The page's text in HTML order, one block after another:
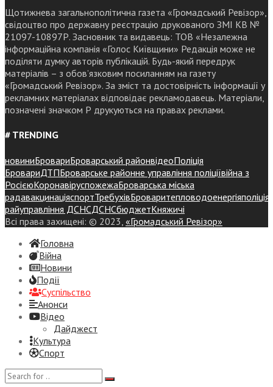
Щотижнева загальнополітична газета «Громадський Ревізор»,
свідоцтво про державну реєстрацію друкованого ЗМІ КВ №
21097-10897Р. Засновник та видавець: ТОВ «Незалежна
інформаційна компанія «Голос Київщини» Редакція може не
поділяти думку авторів публікацій. Будь-який передрук
матеріалів – з обов’язковим посиланням на газету
«Громадський Ревізор». За зміст та достовірність інформації у
рекламних матеріалах відповідає рекламодавець. Матеріали,
позначені значком Р друкуються на правах реклами.
# TRENDING
новиниБровариБроварський районвідеоПоліція
БровариДТПБроварське районне управління поліціївійна з
РосієюКоронавіруспожежаБроварська міська
радавакцинаціяспортТребухівБроваритепловодоенергіяполіція
райуправління ДСНСДСНСбюджетКняжичі
Всі права захищені: © 2023, «Громадський Ревізор»
Головна
Війна
Новини
Події
Суспiльство
Анонси
Відео
Дайджест
Культура
Спорт